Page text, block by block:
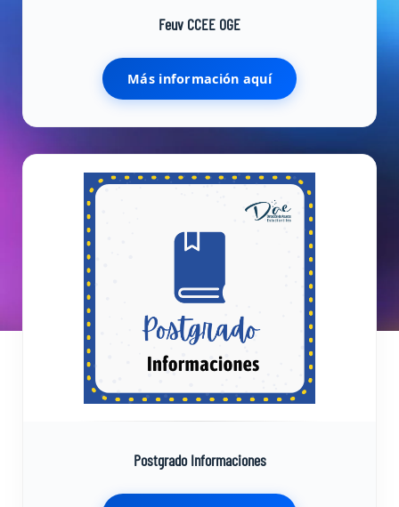
Feuv CCEE OGE
Más información aquí
Postgrado Informaciones